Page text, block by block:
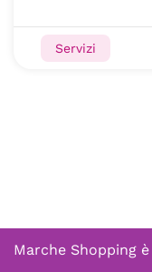
Servizi
Marche Shopping